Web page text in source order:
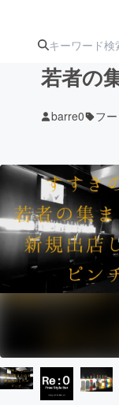
アート
テクノ
映像・
まちづ
若者の
barre0 フ